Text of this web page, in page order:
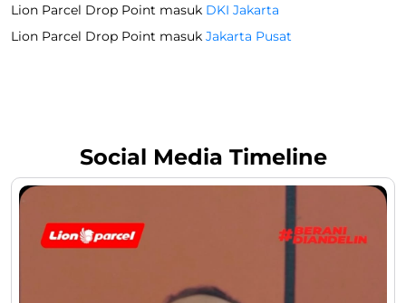
Lion Parcel Drop Point masuk DKI Jakarta
Lion Parcel Drop Point masuk Jakarta Pusat
Social Media Timeline